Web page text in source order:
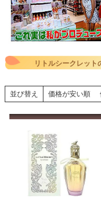
リトルシークレット
並び替え 価格が安い順